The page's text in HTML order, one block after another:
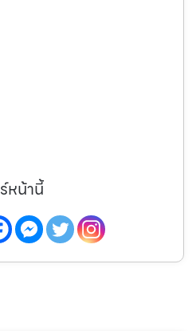
หน้านี้